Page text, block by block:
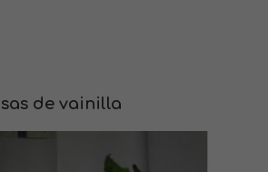
de vainilla